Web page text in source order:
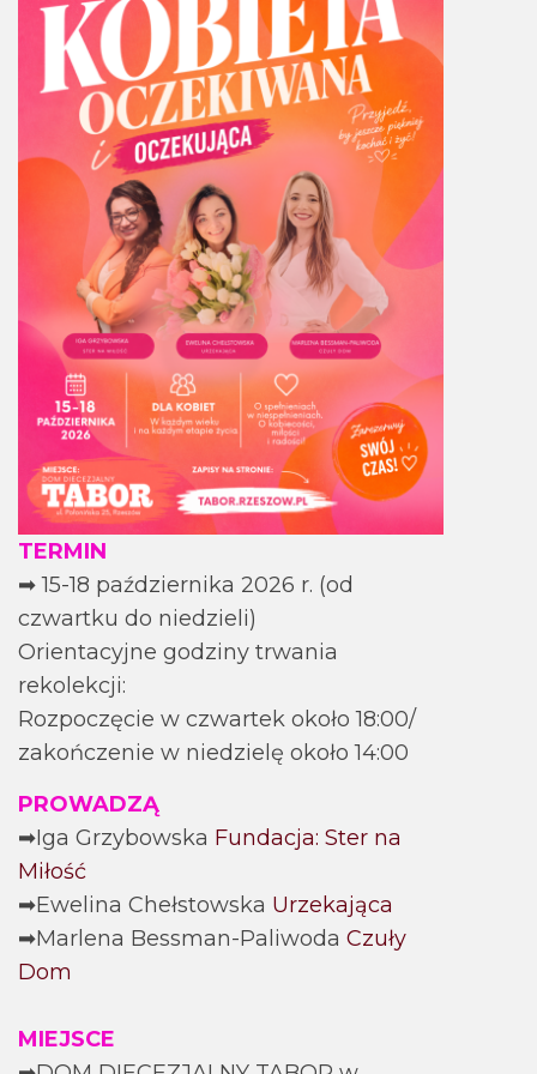
TERMIN
➡ 15-18 października 2026 r. (od
czwartku do niedzieli)
Orientacyjne godziny trwania
rekolekcji:
Rozpoczęcie w czwartek około 18:00/
zakończenie w niedzielę około 14:00
PROWADZĄ
➡Iga Grzybowska Fundacja: Ster na
Miłość
➡Ewelina Chełstowska Urzekająca
➡Marlena Bessman-Paliwoda Czuły
Dom
MIEJSCE